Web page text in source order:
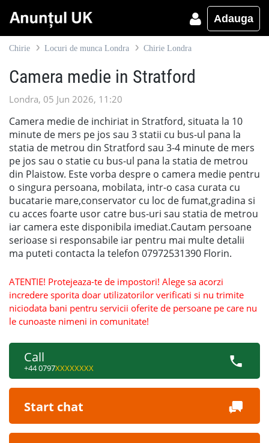
Adauga
Chirie Locuri de munca Londra Chirie Londra
Camera medie in Stratford
Londra, 05 Jun 2026, 11:20
Camera medie de inchiriat in Stratford, situata la 10
minute de mers pe jos sau 3 statii cu bus-ul pana la
statia de metrou din Stratford sau 3-4 minute de mers
pe jos sau o statie cu bus-ul pana la statia de metrou
din Plaistow. Este vorba despre o camera medie pentru
o singura persoana, mobilata, intr-o casa curata cu
bucatarie mare,conservator cu loc de fumat,gradina si
cu acces foarte usor catre bus-uri sau statia de metrou
iar camera este disponibila imediat.Cautam persoane
serioase si responsabile iar pentru mai multe detalii
ma puteti contacta la telefon 07972531390 Florin.
ATENTIE! Protejeaza-te de impostori! Alege sa acorzi
incredere sporita doar utilizatorilor verificati si nu trimite
niciodata bani pentru servicii oferite de persoane pe care nu
le cunoaste nimeni in comunitate!
Call
+44 0797XXXXXXXX
Start chat